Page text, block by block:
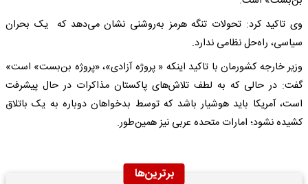
وی تاکید کرد: تحولات تنگه هرمز به‌روشنی نشان می‌دهد که یک بحران
سیاسی، راه‌حل نظامی ندارد.
وزیر خارجه کشورمان با تاکید اینکه « پروژه آزادی»، «پروژه بن‌بست» است»
گفت: در حالی که به لطف تلاش‌های پاکستان مذاکرات در حال پیشرفت
است، آمریکا باید هوشیار باشد که توسط بدخواهان دوباره به یک باتلاق
کشیده نشود؛ امارات متحده عربی نیز همین‌طور.
برترین‌ها